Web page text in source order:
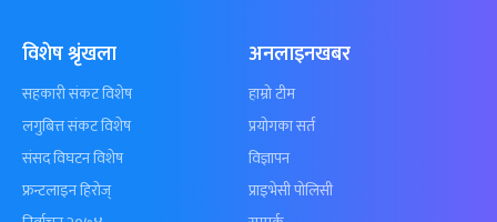
विशेष श्रृंखला
सहकारी संकट विशेष
लगुबित्त संकट विशेष
संसद विघटन विशेष
फ्रन्टलाइन हिरोज्
अनलाइनखबर
हाम्रो टीम
प्रयोगका सर्त
विज्ञापन
प्राइभेसी पोलिसी